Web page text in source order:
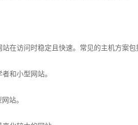
在访问时稳定且快速。常见的主机方案包
和小型网站。
站。